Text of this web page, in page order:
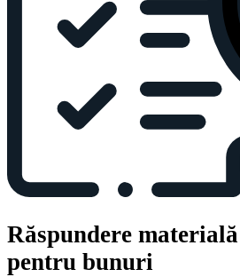
Răspundere
pentru bunuri